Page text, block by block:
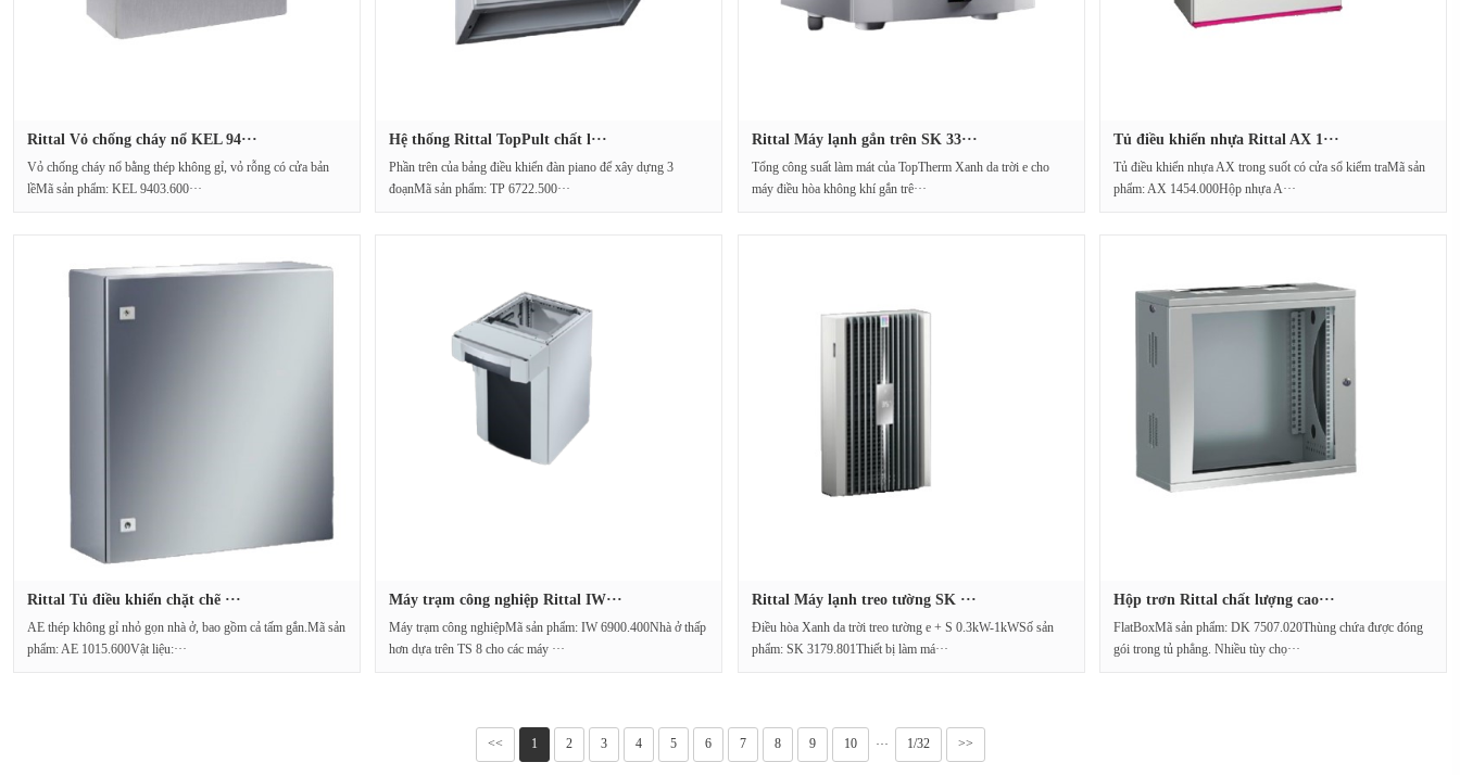
Rittal Vỏ chống cháy nổ KEL 94···
Vỏ chống cháy nổ bằng thép không gỉ, vỏ rỗng có cửa bản
lềMã sản phẩm: KEL 9403.600···
Hệ thống Rittal TopPult chất l···
Phần trên của bảng điều khiển đàn piano để xây dựng 3
đoạnMã sản phẩm: TP 6722.500···
Rittal Máy lạnh gắn trên SK 33···
Tổng công suất làm mát của TopTherm Xanh da trời e cho
máy điều hòa không khí gắn trê···
Tủ điều khiển nhựa Rittal AX 1···
Tủ điều khiển nhựa AX trong suốt có cửa sổ kiểm traMã sản
phẩm: AX 1454.000Hộp nhựa A···
Rittal Tủ điều khiển chặt chẽ ···
AE thép không gỉ nhỏ gọn nhà ở, bao gồm cả tấm gắn.Mã sản
phẩm: AE 1015.600Vật liệu:···
Máy trạm công nghiệp Rittal IW···
Máy trạm công nghiệpMã sản phẩm: IW 6900.400Nhà ở thấp
hơn dựa trên TS 8 cho các máy ···
Rittal Máy lạnh treo tường SK ···
Điều hòa Xanh da trời treo tường e + S 0.3kW-1kWSố sản
phẩm: SK 3179.801Thiết bị làm má···
Hộp trơn Rittal chất lượng cao···
FlatBoxMã sản phẩm: DK 7507.020Thùng chứa được đóng
gói trong tủ phẳng. Nhiều tùy chọ···
<< 1 2 3 4 5 6 7 8 9 10 ··· 1/32 >>